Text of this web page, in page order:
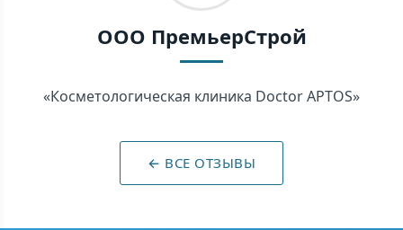
ООО ПремьерСтрой
«Косметологическая клиника Doctor APTOS»
← ВСЕ ОТЗЫВЫ